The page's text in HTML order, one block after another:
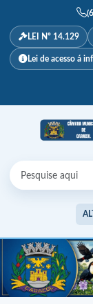
LEI Nº 14.129
Lei de acesso á